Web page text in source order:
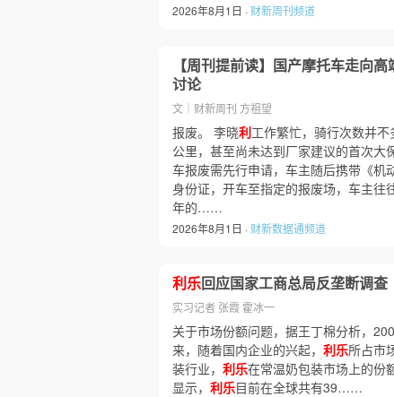
2026年8月1日 · 财新周刊频道
【周刊提前读】国产摩托车走向
讨论
文｜财新周刊 方祖望
报废。 李晓利工作繁忙，骑行次数并
公里，甚至尚未达到厂家建议的首次大
车报废需先行申请，车主随后携带《机
身份证，开车至指定的报废场，车主
年的……
2026年8月1日 · 财新数据通频道
利乐回应国家工商总局反垄断调查
实习记者 张霞 霍冰一
关于市场份额问题，据王丁棉分析，
来，随着国内企业的兴起， 利乐所占市
装行业， 利乐在常温奶包装市场上的份
显示， 利乐目前在全球共有39……